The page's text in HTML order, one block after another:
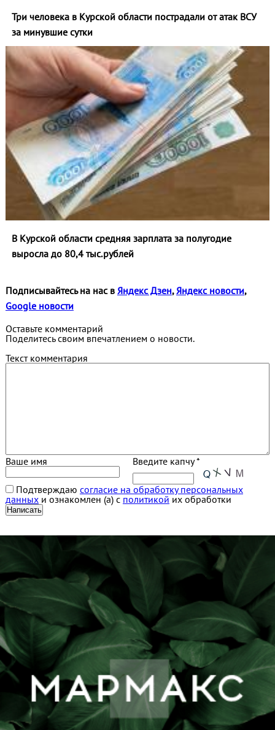
Три человека в Курской области пострадали от атак ВСУ
за минувшие сутки
В Курской области средняя зарплата за полугодие
выросла до 80,4 тыс.рублей
Подписывайтесь на нас в Яндекс Дзен,Яндекс новости,
Google новости
Оставьте комментарий
Поделитесь своим впечатлением о новости.
Текст комментария
Ваше имя Введите капчу *
Подтверждаю согласие на обработку персональных
данныхи ознакомлен (а) с политикой их обработки